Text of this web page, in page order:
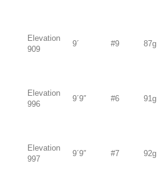
Elevation
909
9´ #9 87g
Elevation
996
9´9″ #6 91g
Elevation
997
9´9″ #7 92g